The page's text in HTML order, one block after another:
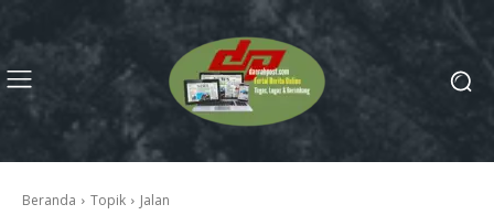
Beranda Topik Jalan